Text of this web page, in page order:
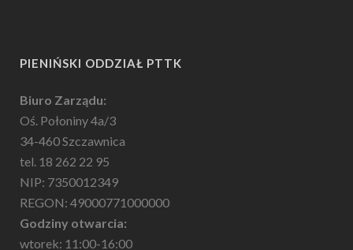
PIENIŃSKI ODDZIAŁ PTTK
Biuro Zarządu:
Oś. Połoniny 4a/3
34-460 Szczawnica
tel. 18 262 22 95
NIP: 7350012349
REGON: 49000771000000
Godziny otwarcia:
wtorek: 11:00-16:00